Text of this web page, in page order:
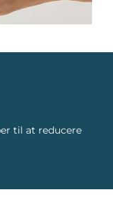
til at reducere